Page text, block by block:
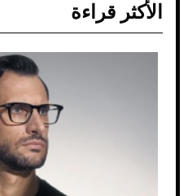
الأكثر قراءة